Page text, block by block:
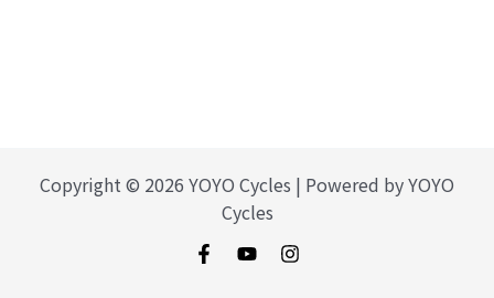
Copyright © 2026 YOYO Cycles | Powered by YOYO
Cycles